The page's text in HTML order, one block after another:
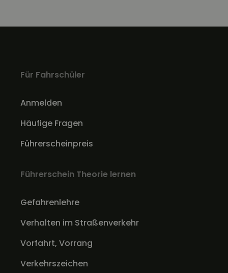
Für Fahrschüler
Anmelden
Häufige Fragen
Führerscheinpreis
Führerschein Theorie lernen
Gefahrenlehre
Verhalten im Straßenverkehr
Vorfahrt, Vorrang
Verkehrszeichen